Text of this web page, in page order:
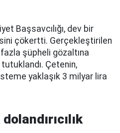
Başsavcılığı, dev bir
çökertti. Gerçekleştirilen
şüpheli gözaltına
tutuklandı. Çetenin,
yaklaşık 3 milyar lira